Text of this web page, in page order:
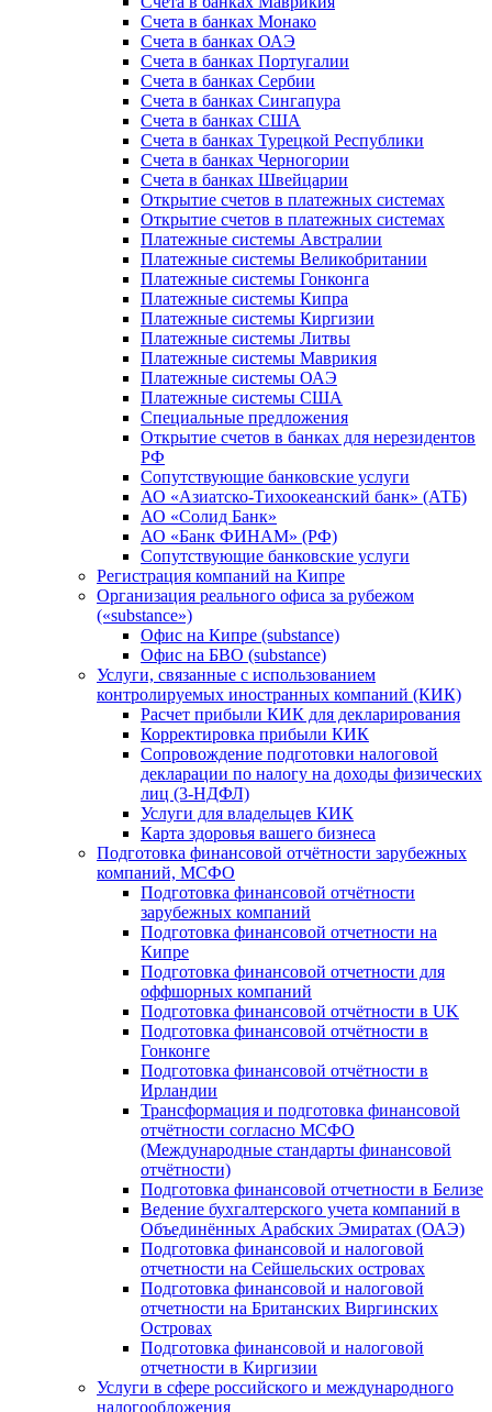
Счета в банках Монако
Счета в банках ОАЭ
Счета в банках Португалии
Счета в банках Сербии
Счета в банках Сингапура
Счета в банках США
Счета в банках Турецкой Республики
Счета в банках Черногории
Счета в банках Швейцарии
Открытие счетов в платежных системах
Открытие счетов в платежных системах
Платежные системы Австралии
Платежные системы Великобритании
Платежные системы Гонконга
Платежные системы Кипра
Платежные системы Киргизии
Платежные системы Литвы
Платежные системы Маврикия
Платежные системы ОАЭ
Платежные системы США
Специальные предложения
Открытие счетов в банках для нерезидентов
РФ
Сопутствующие банковские услуги
АО «Азиатско-Тихоокеанский банк» (АТБ)
АО «Солид Банк»
АО «Банк ФИНАМ» (РФ)
Сопутствующие банковские услуги
Регистрация компаний на Кипре
Организация реального офиса за рубежом
(«substance»)
Офис на Кипре (substance)
Офис на БВО (substance)
Услуги, связанные с использованием
контролируемых иностранных компаний (КИК)
Расчет прибыли КИК для декларирования
Корректировка прибыли КИК
Сопровождение подготовки налоговой
декларации по налогу на доходы физических
лиц (3-НДФЛ)
Услуги для владельцев КИК
Карта здоровья вашего бизнеса
Подготовка финансовой отчётности зарубежных
компаний, МСФО
Подготовка финансовой отчётности
зарубежных компаний
Подготовка финансовой отчетности на
Кипре
Подготовка финансовой отчетности для
оффшорных компаний
Подготовка финансовой отчётности в UK
Подготовка финансовой отчётности в
Гонконге
Подготовка финансовой отчётности в
Ирландии
Трансформация и подготовка финансовой
отчётности согласно МСФО
(Международные стандарты финансовой
отчётности)
Подготовка финансовой отчетности в Белизе
Ведение бухгалтерского учета компаний в
Объединённых Арабских Эмиратах (ОАЭ)
Подготовка финансовой и налоговой
отчетности на Сейшельских островах
Подготовка финансовой и налоговой
отчетности на Британских Виргинских
Островах
Подготовка финансовой и налоговой
отчетности в Киргизии
Услуги в сфере российского и международного
налогообложения